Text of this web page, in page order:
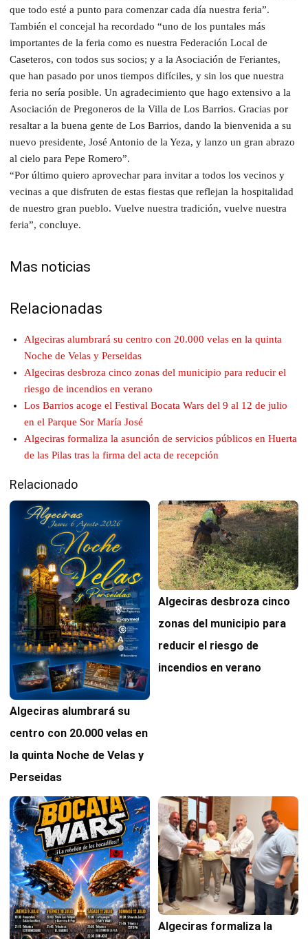
que todo esté a punto para comenzar cada día nuestra feria”.
También el concejal ha recordado “uno de los puntales más
importantes de la feria como es nuestra Federación Local de
Caseteros, con todos sus socios; y a la Asociación de Feriantes,
que han pasado por unos tiempos difíciles, y sin los que nuestra
feria no sería posible. Un agradecimiento que hago extensivo a la
Asociación de Pregoneros de la Villa de Los Barrios. Gracias por
resaltar a la buena gente de Los Barrios, dando la bienvenida a su
nuevo presidente, José Antonio de la Yeza, y lanzo un gran abrazo
al cielo para Pepe Romero”.
“Por último quiero aprovechar para invitar a todos los vecinos y
vecinas a que disfruten de estas fiestas que reflejan la hospitalidad
de nuestro gran pueblo. Vuelve nuestra tradición, vuelve nuestra
feria”, concluye.
Mas noticias
Relacionadas
Algeciras alumbrará su centro con 20.000 velas en la quinta
Noche de Velas y Perseidas
Algeciras desbroza cinco zonas del municipio para reducir el
riesgo de incendios en verano
Los Barrios acoge el Festival Bocata Wars del 9 al 12 de julio
en el Parque Sor María José
Algeciras formaliza la asunción de servicios públicos en Huerta
de las Pilas tras la firma del acta de recepción
Relacionado
Algeciras alumbrará su
centro con 20.000 velas en
la quinta Noche de Velas y
Perseidas
Algeciras desbroza cinco
zonas del municipio para
reducir el riesgo de
incendios en verano
Algeciras formaliza la